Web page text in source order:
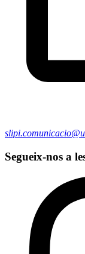
Segueix-nos a